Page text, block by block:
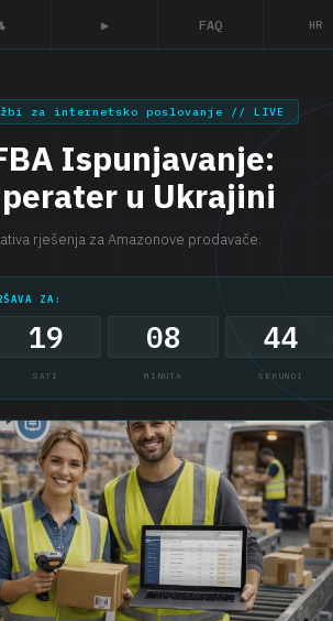
▶ FAQ HR
za internetsko poslovanje // LIVE
Ispunjavanje:
u Ukrajini
rješenja za Amazonove prodavače.
ZA:
19
SATI
08
MINUTA
43
SEKUNDI